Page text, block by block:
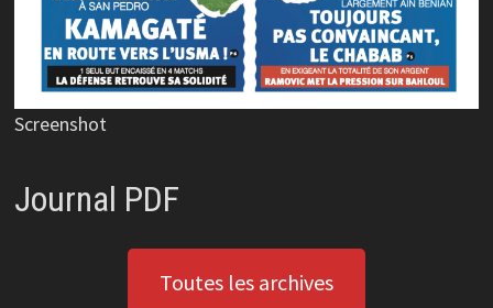
Screenshot
Journal PDF
Toutes les archives